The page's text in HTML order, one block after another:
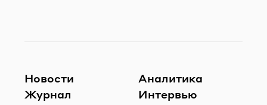
Новости
Журнал
Аналитика
Интервью